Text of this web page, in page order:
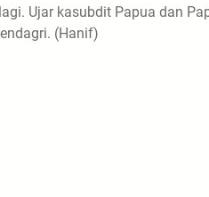
Ujar kasubdit Papua dan
(Hanif)